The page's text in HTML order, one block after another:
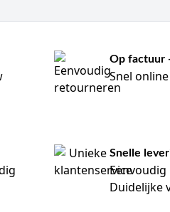
Op factuur
Snel
Snelle
Duidelijke